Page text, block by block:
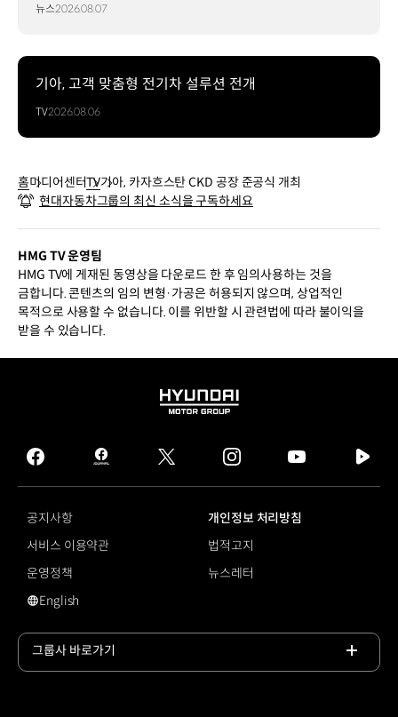
뉴스2026.08.07
기아, 고객 맞춤형 전기차 설루션 전개
TV2026.08.06
홈미디어센터TV기아, 카자흐스탄 CKD 공장 준공식 개최
현대자동차그룹의 최신 소식을 구독하세요
HMG TV 운영팀
HMG TV에 게재된 동영상을 다운로드 한 후 임의사용하는 것을
금합니다. 콘텐츠의 임의 변형·가공은 허용되지 않으며, 상업적인
목적으로 사용할 수 없습니다. 이를 위반할 시 관련법에 따라 불이익을
받을 수 있습니다.
HYUNDAI
GROUP
facebook
hmg
journal
twitter instagram
tv
공지사항
개인정보 처리방침
서비스 이용약관
법적고지
운영정책
뉴스레터
영문 사이트로 이동
English
그룹사 바로가기